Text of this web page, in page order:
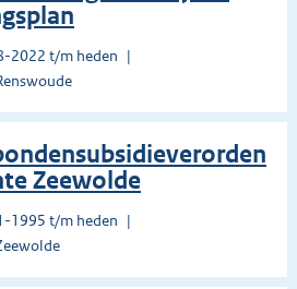
2022 t/m heden
Zeewolde
1995 t/m heden